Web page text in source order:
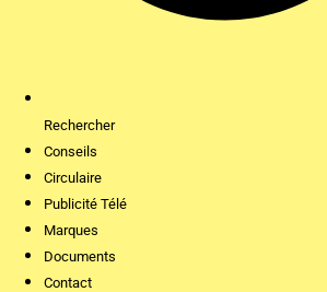
Rechercher
Conseils
Circulaire
Publicité Télé
Marques
Documents
Contact